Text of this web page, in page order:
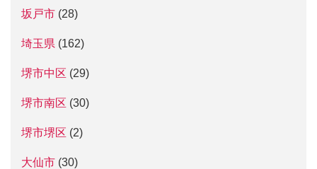
坂戸市 (28)
埼玉県 (162)
堺市中区 (29)
堺市南区 (30)
堺市堺区 (2)
大仙市 (30)